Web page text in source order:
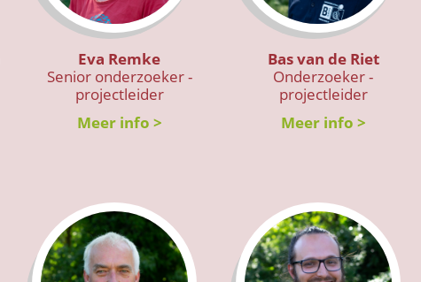
Eva Remke
Senior onderzoeker -
projectleider
Meer info >
Bas van de Riet
Onderzoeker -
projectleider
Meer info >